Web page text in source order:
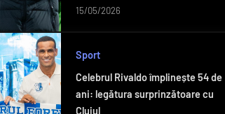
15/05/2026
Sport
Celebrul Rivaldo împlinește 54 de
ani: legătura surprinzătoare cu
Clujul